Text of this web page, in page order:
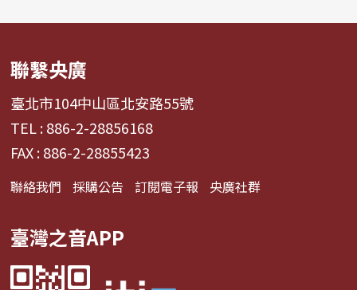
聯繫央廣
臺北市104中山區北安路55號
TEL : 886-2-28856168
FAX : 886-2-28855423
聯絡我們 採購公告 訂閱電子報 央廣社群
臺灣之音APP